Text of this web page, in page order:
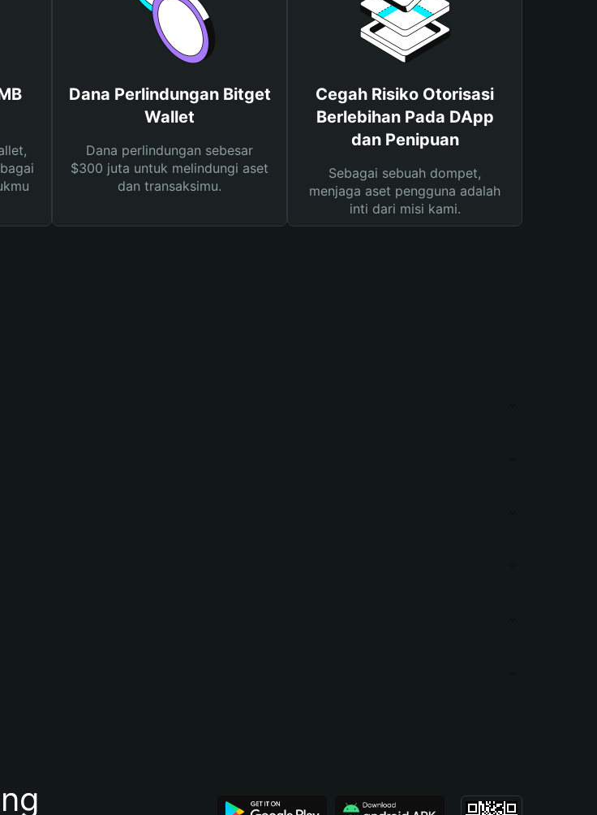
Dana Perlindungan Bitget
Wallet
Dana perlindungan sebesar
$300 juta untuk melindungi aset
dan transaksimu.
Cegah Risiko Otorisasi
Berlebihan Pada DApp
dan Penipuan
Sebagai sebuah dompet,
menjaga aset pengguna adalah
inti dari misi kami.